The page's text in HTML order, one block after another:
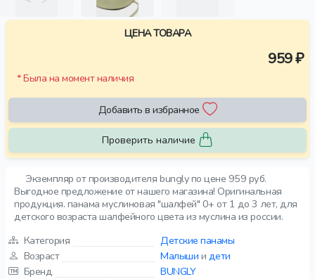
Экземпляр от производителя bungly по цене 959 руб.
Выгодное предложение от нашего магазина! Оригинальная
продукция. панама муслиновая "шалфей" 0+ от 1 до 3 лет, для
детского возраста шалфейного цвета из муслина из россии.
Категория
Детские панамы
Возраст
Малыши и дети
Бренд
BUNGLY
ЦЕНА ТОВАРА
959 ₽
* Была на момент наличия
Добавить в избранное
Проверить наличие